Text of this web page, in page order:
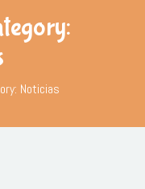
Noticias